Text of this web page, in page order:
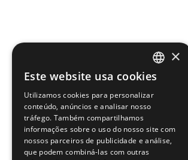
PORTUGUESE
ENGLISH
×
Este website usa cookies
Utilizamos cookies para personalizar
conteúdo, anúncios e analisar nosso
tráfego. Também compartilhamos
informações sobre o uso do nosso site com
nossos parceiros de publicidade e análise,
que podem combiná-las com outras